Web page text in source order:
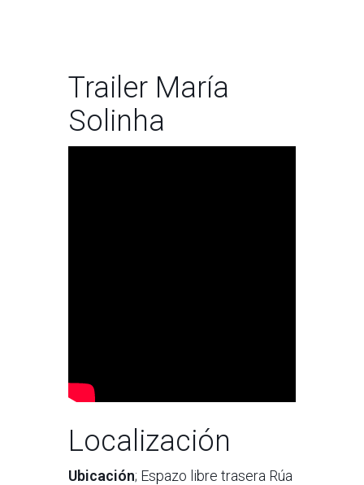
Trailer María
Solinha
Localización
Ubicación; Espazo libre trasera Rúa